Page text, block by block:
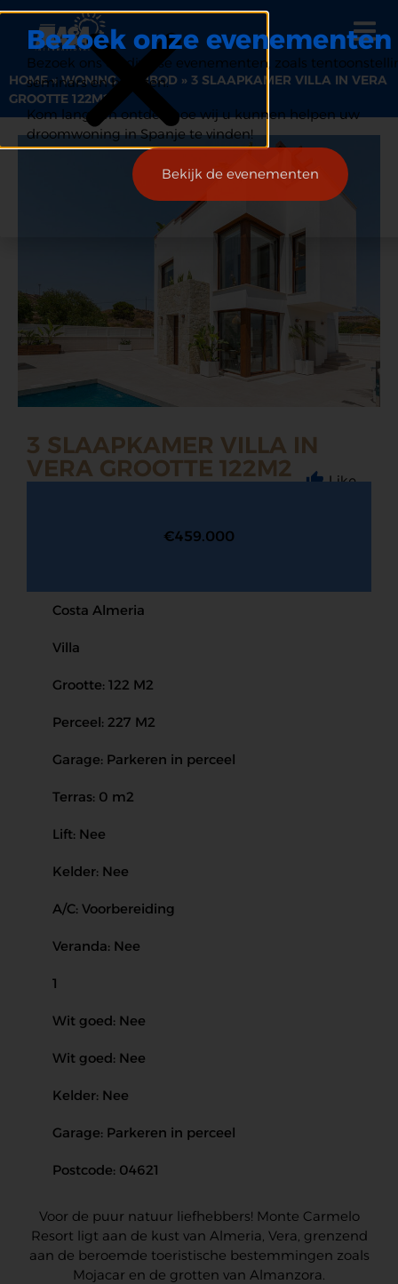
HOME»WONING AANBOD » 3 SLAAPKAMER VILLA IN VERA
GROOTTE 122M2
3 SLAAPKAMER VILLA IN
VERA GROOTTE 122M2
Like
€459.000
Costa Almeria
Villa
Grootte: 122 M2
Perceel: 227 M2
Garage: Parkeren in perceel
Terras: 0 m2
Lift: Nee
Kelder: Nee
A/C: Voorbereiding
Veranda: Nee
1
Wit goed: Nee
Wit goed: Nee
Kelder: Nee
Garage: Parkeren in perceel
Postcode: 04621
Voor de puur natuur liefhebbers! Monte Carmelo
Resort ligt aan de kust van Almeria, Vera, grenzend
aan de beroemde toeristische bestemmingen zoals
Mojacar en de grotten van Almanzora.
Bezoek onze evenementen
Bezoek ons op diverse evenementen, zoals
seminars en beurzen.
Kom langs en ontdek hoe wij u kunnen helpen uw
droomwoning in Spanje te vinden!
Bekijk de evenementen